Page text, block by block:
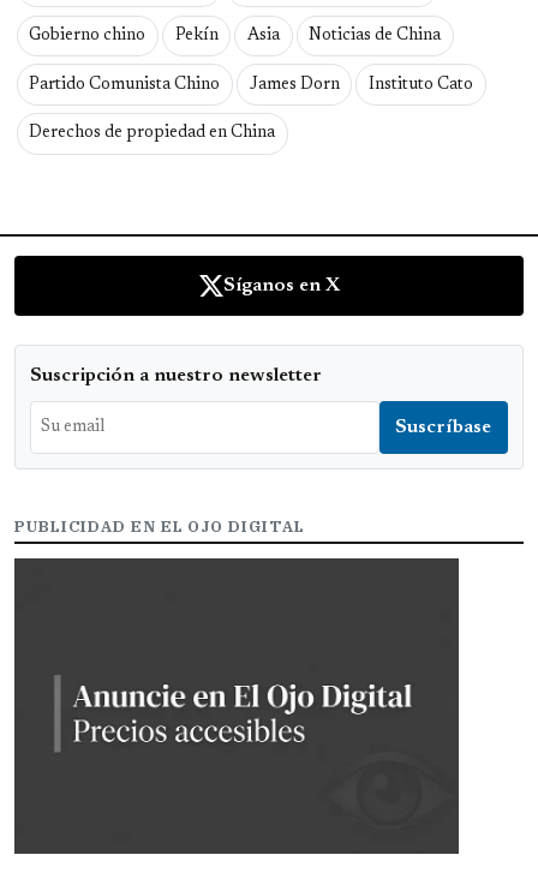
Gobierno chino Pekín Asia Noticias de China
Partido Comunista Chino James Dorn Instituto Cato
Derechos de propiedad en China
Síganos en X
Suscripción a nuestro newsletter
PUBLICIDAD EN EL OJO DIGITAL